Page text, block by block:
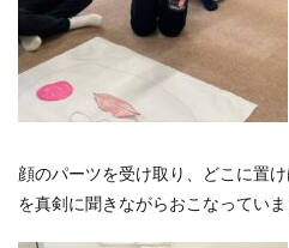
顔のパーツを受け取り、どこに置
を真剣に聞きながらおこなっていま